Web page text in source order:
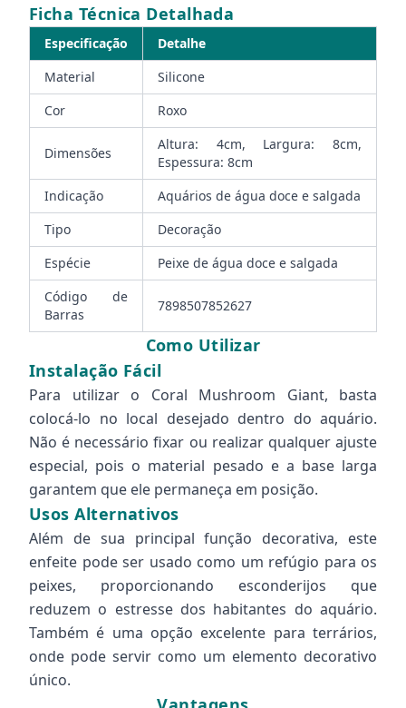
Ficha Técnica Detalhada
Especificação
Detalhe
Material
Silicone
Cor
Roxo
Dimensões
Altura: 4cm, Largura: 8cm,
Espessura: 8cm
Indicação
Aquários de água doce e salgada
Tipo
Decoração
Espécie
Peixe de água doce e salgada
Código de
Barras
7898507852627
Como Utilizar
Instalação Fácil
Para utilizar o Coral Mushroom Giant, basta
colocá-lo no local desejado dentro do aquário.
Não é necessário fixar ou realizar qualquer ajuste
especial, pois o material pesado e a base larga
garantem que ele permaneça em posição.
Usos Alternativos
Além de sua principal função decorativa, este
enfeite pode ser usado como um refúgio para os
peixes, proporcionando esconderijos que
reduzem o estresse dos habitantes do aquário.
Também é uma opção excelente para terrários,
onde pode servir como um elemento decorativo
único.